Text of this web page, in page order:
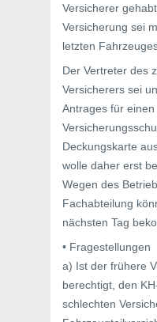
Versicherer
Versicherung sei
letzten
Der Vertreter des
Versicherers sei
Antrages für
Deckungskarte
wolle daher erst
Wegen des
Fachabteilung
nächsten Tag
• Fragestellungen
a) Ist der frühere
berechtigt, den
schlechten